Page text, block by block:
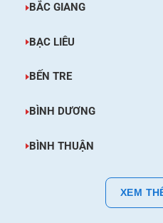
BẮC GIANG
BẠC LIÊU
BẾN TRE
BÌNH DƯƠNG
BÌNH THUẬN
XEM